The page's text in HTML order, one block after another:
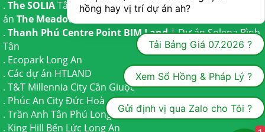
. The SOLIATây Ninh | Dự ánThe AGULATrần Anh và Dự
án The Meadow
. Thanh Phú Centre Point BIM Land| Dự ánSolena Bình
Tân
. Ecopark Long An
. Các dự án HTLAND
. T&T Millennia City Cần Giuộc
. Phúc An CityĐức Hoà
. Trần Anh Tân Phú Long An
. King Hill Bến Lức Long An
hồng hay vị trí dự án ah?
Tải Bảng Giá 07.2026 ?
Xem Sổ Hồng & Pháp Lý ?
Gửi định vị qua Zalo cho Tôi ?